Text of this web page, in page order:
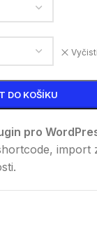
DO KOŠÍKU
pro
import